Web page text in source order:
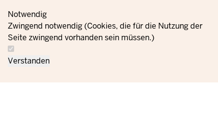
Notwendig
Zwingend notwendig (Cookies, die für die Nutzung der
Seite zwingend vorhanden sein müssen.)
Verstanden